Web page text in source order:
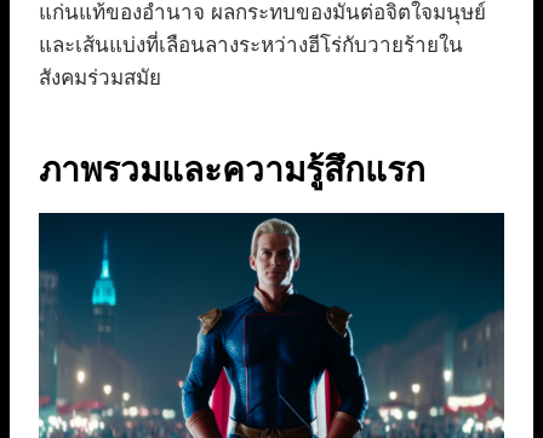
แก่นแท้ของอำนาจ ผลกระทบของมันต่อจิตใจมนุษย์
และเส้นแบ่งที่เลือนลางระหว่างฮีโร่กับวายร้ายใน
สังคมร่วมสมัย
ภาพรวมและความรู้สึกแรก